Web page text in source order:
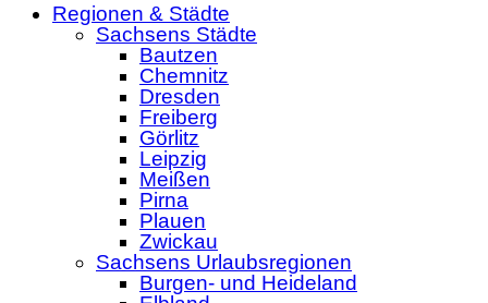
Regionen & Städte
Sachsens Städte
Bautzen
Chemnitz
Dresden
Freiberg
Görlitz
Leipzig
Meißen
Pirna
Plauen
Zwickau
Sachsens Urlaubsregionen
Burgen- und Heideland